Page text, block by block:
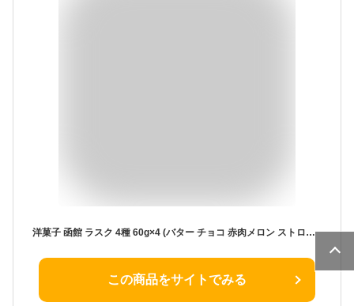
洋菓子 函館 ラスク 4種 60g×4 (バター チョコ 赤肉メロン ストロベリー) お土産 北海道 函館市 お中元 ギフト キングベーク
この商品をサイトでみる